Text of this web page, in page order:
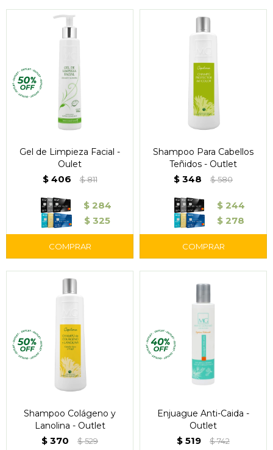
Gel de Limpieza Facial -
Oulet
$ 406 $811
$ 284
$ 325
Shampoo Para Cabellos
Teñidos - Outlet
$ 348 $580
$ 244
$ 278
Shampoo Colágeno y
Lanolina - Outlet
$ 370 $529
Enjuague Anti-Caida -
Outlet
$ 519 $742